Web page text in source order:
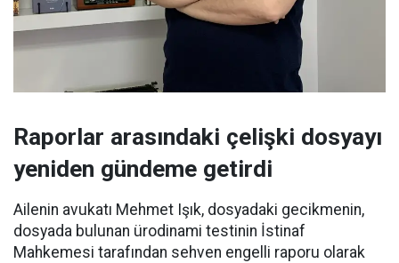
Raporlar arasındaki çelişki dosyayı
yeniden gündeme getirdi
Ailenin avukatı Mehmet Işık, dosyadaki gecikmenin,
dosyada bulunan ürodinami testinin İstinaf
Mahkemesi tarafından sehven engelli raporu olarak